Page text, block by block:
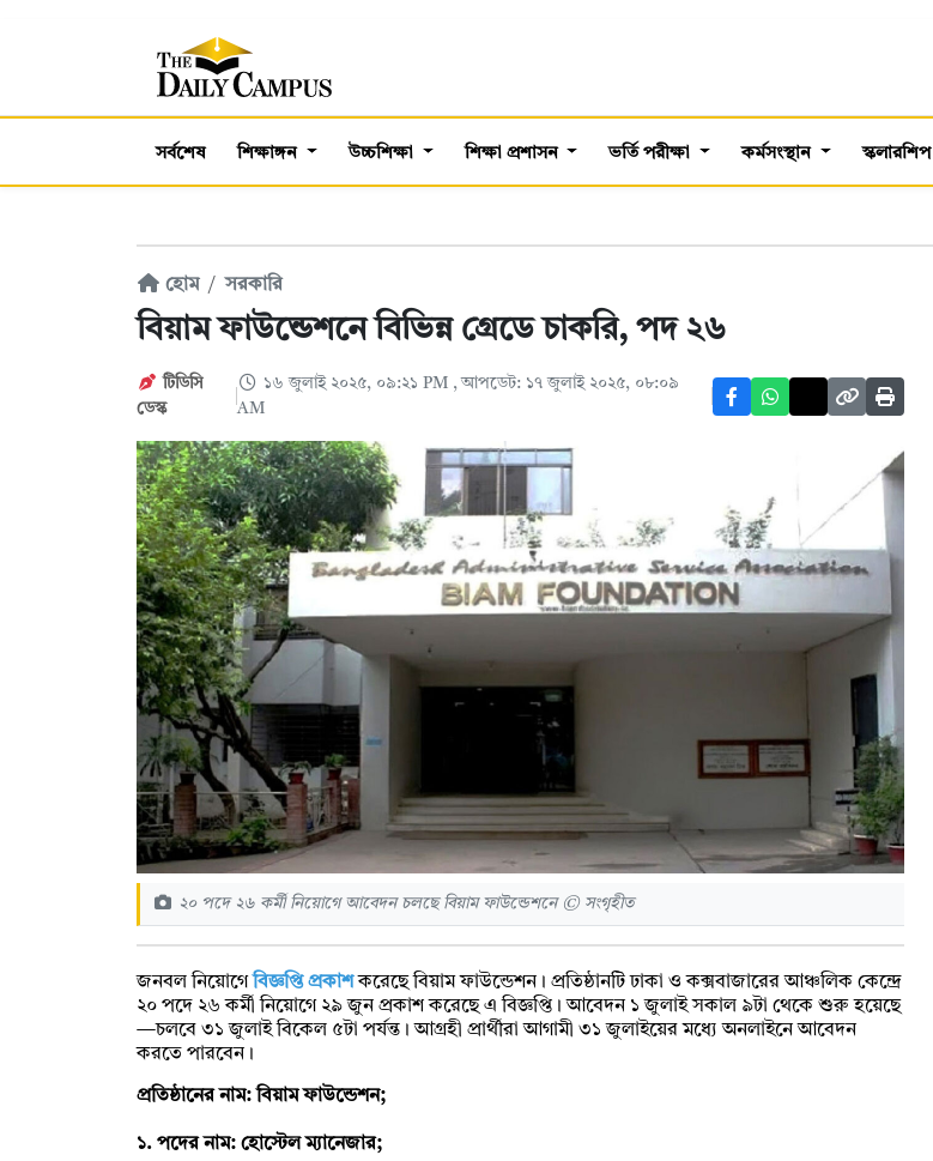
সর্বশেষ শিক্ষাঙ্গন উচ্চশিক্ষা শিক্ষা প্রশাসন ভর্তি পরীক্ষা কর্মসংস্থান স্কলারশিপ
হোম সরকারি
বিয়াম ফাউন্ডেশনে বিভিন্ন গ্রেডে চাকরি, পদ ২৬
টিডিসি
ডেস্ক
১৬ জুলাই ২০২৫, ০৯:২১ PM , আপডেট: ১৭ জুলাই ২০২৫, ০৮:০৯
AM
২০ পদে ২৬ কর্মী নিয়োগে আবেদন চলছে বিয়াম ফাউন্ডেশনে © সংগৃহীত
জনবল নিয়োগেবিজ্ঞপ্তি প্রকাশকরেছে বিয়াম ফাউন্ডেশন। প্রতিষ্ঠানটি ঢাকা ও কক্সবাজারের আঞ্চলিক কেন্দ্রে
২০ পদে ২৬ কর্মী নিয়োগে ২৯ জুন প্রকাশ করেছে এ বিজ্ঞপ্তি। আবেদন ১ জুলাই সকাল ৯টা থেকে শুরু হয়েছে
—চলবে ৩১ জুলাই বিকেল ৫টা পর্যন্ত। আগ্রহী প্রার্থীরা আগামী ৩১ জুলাইয়ের মধ্যে অনলাইনে আবেদন
করতে পারবেন।
প্রতিষ্ঠানের নাম: বিয়াম ফাউন্ডেশন;
১. পদের নাম: হোস্টেল ম্যানেজার;